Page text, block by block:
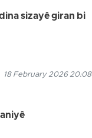
sizayê giran bi
18 February 2026 20:08